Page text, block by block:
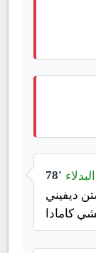
78'
ديفيني
كامادا